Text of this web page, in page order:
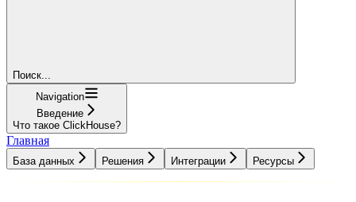
Поиск...
Navigation
Введение
Что такое ClickHouse?
Главная
База данных Решения Интеграции Ресурсы